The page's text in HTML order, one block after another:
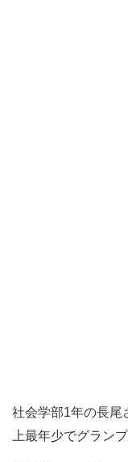
社会学部1年の長尾
上最年少でグラン